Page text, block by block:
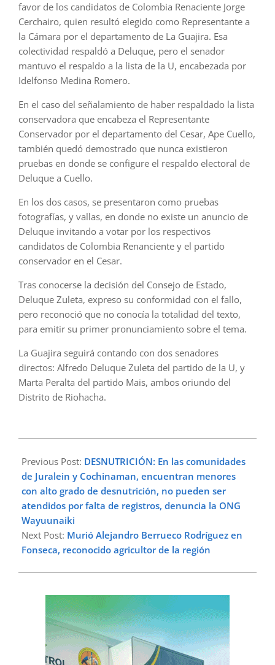
favor de los candidatos de Colombia Renaciente Jorge
Cerchairo, quien resultó elegido como Representante a
la Cámara por el departamento de La Guajira. Esa
colectividad respaldó a Deluque, pero el senador
mantuvo el respaldo a la lista de la U, encabezada por
Idelfonso Medina Romero.
En el caso del señalamiento de haber respaldado la lista
conservadora que encabeza el Representante
Conservador por el departamento del Cesar, Ape Cuello,
también quedó demostrado que nunca existieron
pruebas en donde se configure el respaldo electoral de
Deluque a Cuello.
En los dos casos, se presentaron como pruebas
fotografías, y vallas, en donde no existe un anuncio de
Deluque invitando a votar por los respectivos
candidatos de Colombia Renanciente y el partido
conservador en el Cesar.
Tras conocerse la decisión del Consejo de Estado,
Deluque Zuleta, expreso su conformidad con el fallo,
pero reconoció que no conocía la totalidad del texto,
para emitir su primer pronunciamiento sobre el tema.
La Guajira seguirá contando con dos senadores
directos: Alfredo Deluque Zuleta del partido de la U, y
Marta Peralta del partido Mais, ambos oriundo del
Distrito de Riohacha.
04-
27
Previous Post: DESNUTRICIÓN: En las comunidades
de Juralein y Cochinaman, encuentran menores
con alto grado de desnutrición, no pueden ser
atendidos por falta de registros, denuncia la ONG
Wayuunaiki
Next Post: Murió Alejandro Berrueco Rodríguez en
Fonseca, reconocido agricultor de la región